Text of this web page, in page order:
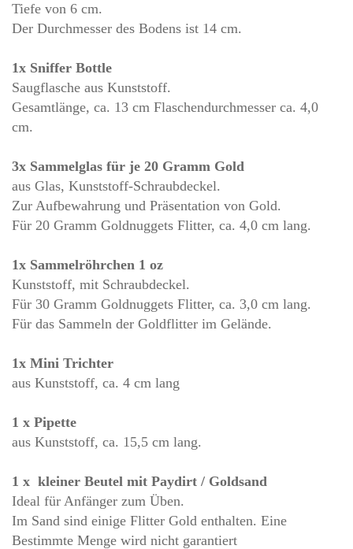
Tiefe von 6 cm.
Der Durchmesser des Bodens ist 14 cm.
1x Sniffer Bottle
Saugflasche aus Kunststoff.
Gesamtlänge, ca. 13 cm Flaschendurchmesser ca. 4,0
cm.
3x Sammelglas für je 20 Gramm Gold
aus Glas, Kunststoff-Schraubdeckel.
Zur Aufbewahrung und Präsentation von Gold.
Für 20 Gramm Goldnuggets Flitter, ca. 4,0 cm lang.
1x Sammelröhrchen 1 oz
Kunststoff, mit Schraubdeckel.
Für 30 Gramm Goldnuggets Flitter, ca. 3,0 cm lang.
Für das Sammeln der Goldflitter im Gelände.
1x Mini Trichter
aus Kunststoff, ca. 4 cm lang
1 x Pipette
aus Kunststoff, ca. 15,5 cm lang.
1 x kleiner Beutel mit Paydirt / Goldsand
Ideal für Anfänger zum Üben.
Im Sand sind einige Flitter Gold enthalten. Eine
Bestimmte Menge wird nicht garantiert